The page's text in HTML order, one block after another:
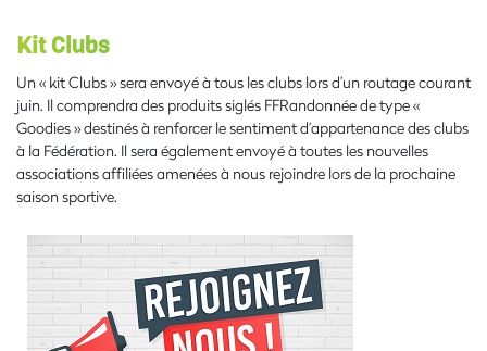
Kit Clubs
Un « kit Clubs » sera envoyé à tous les clubs lors d’un routage courant
juin. Il comprendra des produits siglés FFRandonnée de type «
Goodies » destinés à renforcer le sentiment d’appartenance des clubs
à la Fédération. Il sera également envoyé à toutes les nouvelles
associations affiliées amenées à nous rejoindre lors de la prochaine
saison sportive.